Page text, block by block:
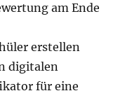
am Ende
erstellen
digitalen
für eine